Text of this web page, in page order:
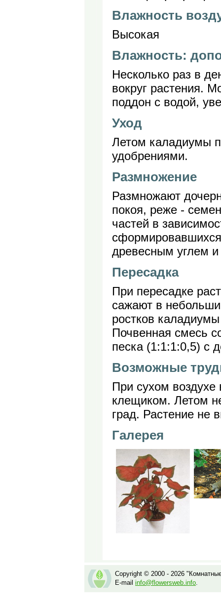
Влажность
Высокая
Влажность:
Несколько раз в
вокруг растения.
поддон с водой,
Уход
Летом каладиумы
удобрениями.
Размножение
Размножают
покоя, реже -
частей в
древесным углем и
Пересадка
При пересадке
сажают в
ростков
Почвенная смесь
песка (1:1:1:0,5) с
Возможные
При сухом
клещиком. Летом
град. Растение не
Галерея
Copyright © 2000 - 2026
E-mail info@flowersweb.info.